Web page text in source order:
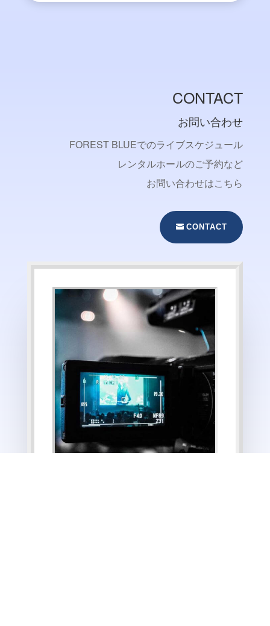
CONTACT
お問い合わせ
FOREST BLUEでのライブスケジュール
レンタルホールのご予約など
お問い合わせはこちら
CONTACT